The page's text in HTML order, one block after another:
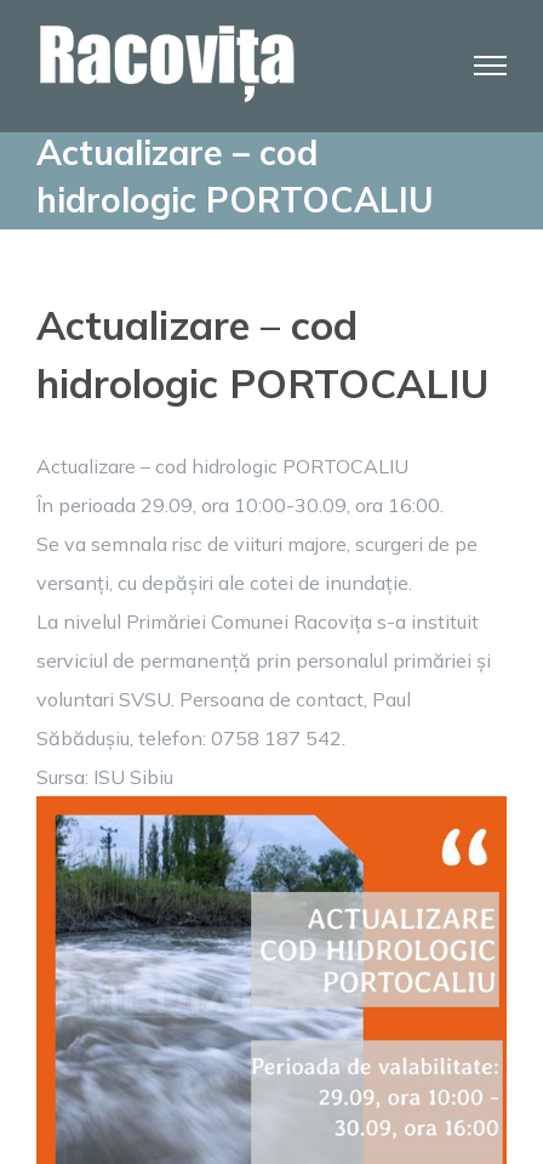
Actualizare – cod
hidrologic PORTOCALIU
Actualizare – cod
hidrologic PORTOCALIU
Actualizare – cod hidrologic PORTOCALIU
În perioada 29.09, ora 10:00-30.09, ora 16:00.
Se va semnala risc de viituri majore, scurgeri de pe
versanți, cu depășiri ale cotei de inundație.
La nivelul Primăriei Comunei Racovița s-a instituit
serviciul de permanență prin personalul primăriei și
voluntari SVSU. Persoana de contact, Paul
Săbădușiu, telefon: 0758 187 542.
Sursa: ISU Sibiu